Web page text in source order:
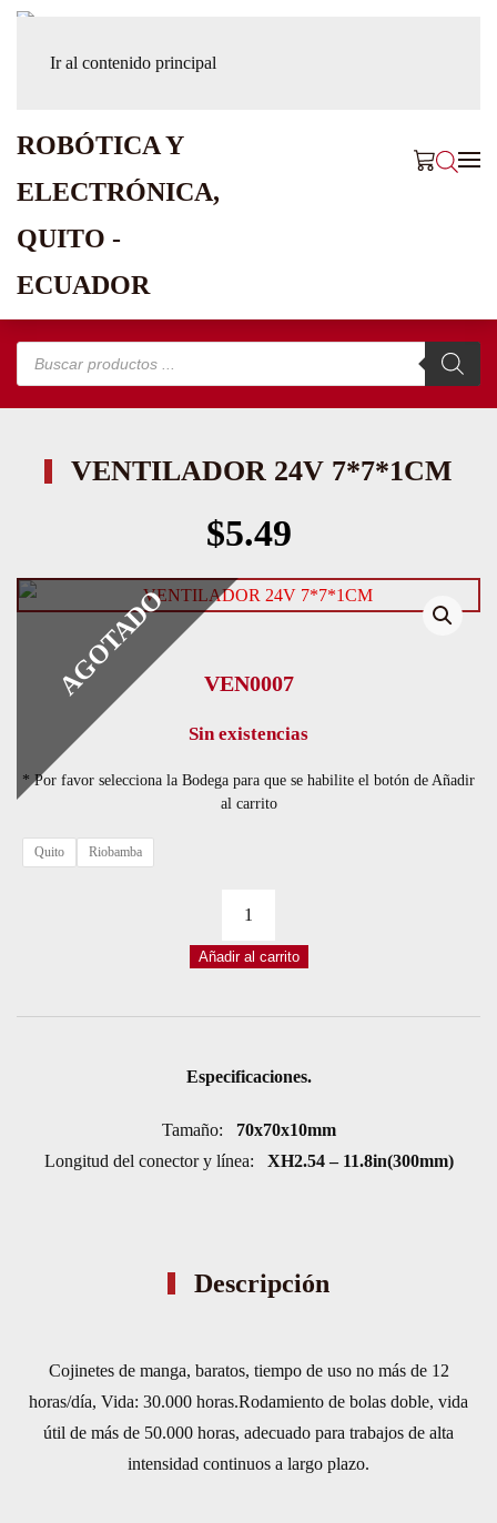
Ir al contenido principal
Búsqueda
productos
VENTILADOR 24V 7*7*1CM
$5.49
AGOTADO VEN0007
Sin existencias
* Por favor selecciona la Bodega para que se habilite el botón de Añadir
al carrito
Quito Riobamba
7*7*1CM
Añadir al carrito
Especificaciones.
Tamaño: 70x70x10mm
Longitud del conector y línea: XH2.54 – 11.8in(300mm)
Descripción
Cojinetes de manga, baratos, tiempo de uso no más de 12
horas/día, Vida: 30.000 horas.Rodamiento de bolas doble, vida
útil de más de 50.000 horas, adecuado para trabajos de alta
intensidad continuos a largo plazo.